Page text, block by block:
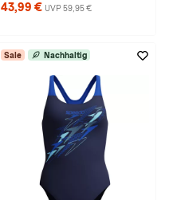
43,99 € UVP 59,95 €
Sale Nachhaltig